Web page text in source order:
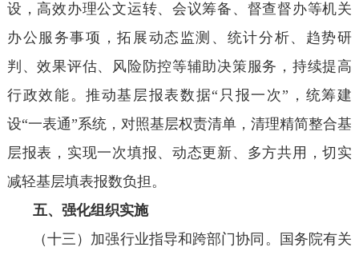
设，高效办理公文运转、会议筹备、督查督办等机关
办公服务事项，拓展动态监测、统计分析、趋势研
判、效果评估、风险防控等辅助决策服务，持续提高
行政效能。推动基层报表数据“只报一次”，统筹建
设“一表通”系统，对照基层权责清单，清理精简整合基
层报表，实现一次填报、动态更新、多方共用，切实
减轻基层填表报数负担。
五、强化组织实施
（十三）加强行业指导和跨部门协同。国务院有关